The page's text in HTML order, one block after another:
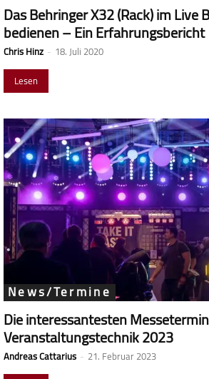
Das Behringer X32 (Rack) im
bedienen – Ein Erfahrungsbericht
Chris Hinz - 18. Juli 2020
Lesen
News/Termine
Die interessantesten
Veranstaltungstechnik 2023
Andreas Cattarius - 21. Februar 2023